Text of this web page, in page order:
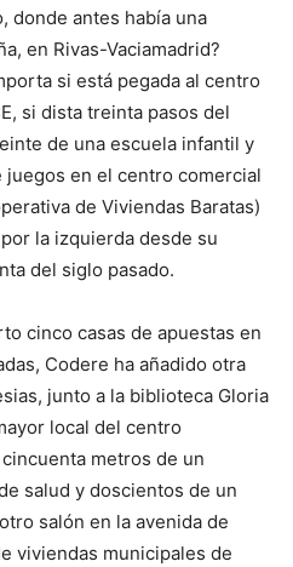
donde antes había una
en Rivas-Vaciamadrid?
si está pegada al centro
si dista treinta pasos del
de una escuela infantil y
en el centro comercial
de Viviendas Baratas)
la izquierda desde su
del siglo pasado.
cinco casas de apuestas en
Codere ha añadido otra
junto a la biblioteca Gloria
local del centro
metros de un
salud y doscientos de un
salón en la avenida de
viviendas municipales de